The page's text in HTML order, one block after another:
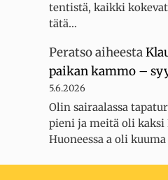
tentistä, kaikki
tätä…
Peratsoaiheesta
paikan kammo –
5.6.2026
Olin sairaalassa
pieni ja meitä oli
Huoneessa a oli